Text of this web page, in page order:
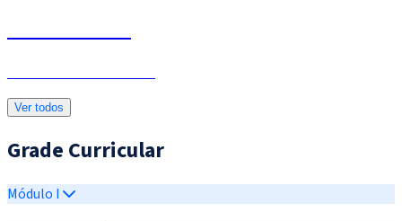
Ver todos
Grade Curricular
Módulo I